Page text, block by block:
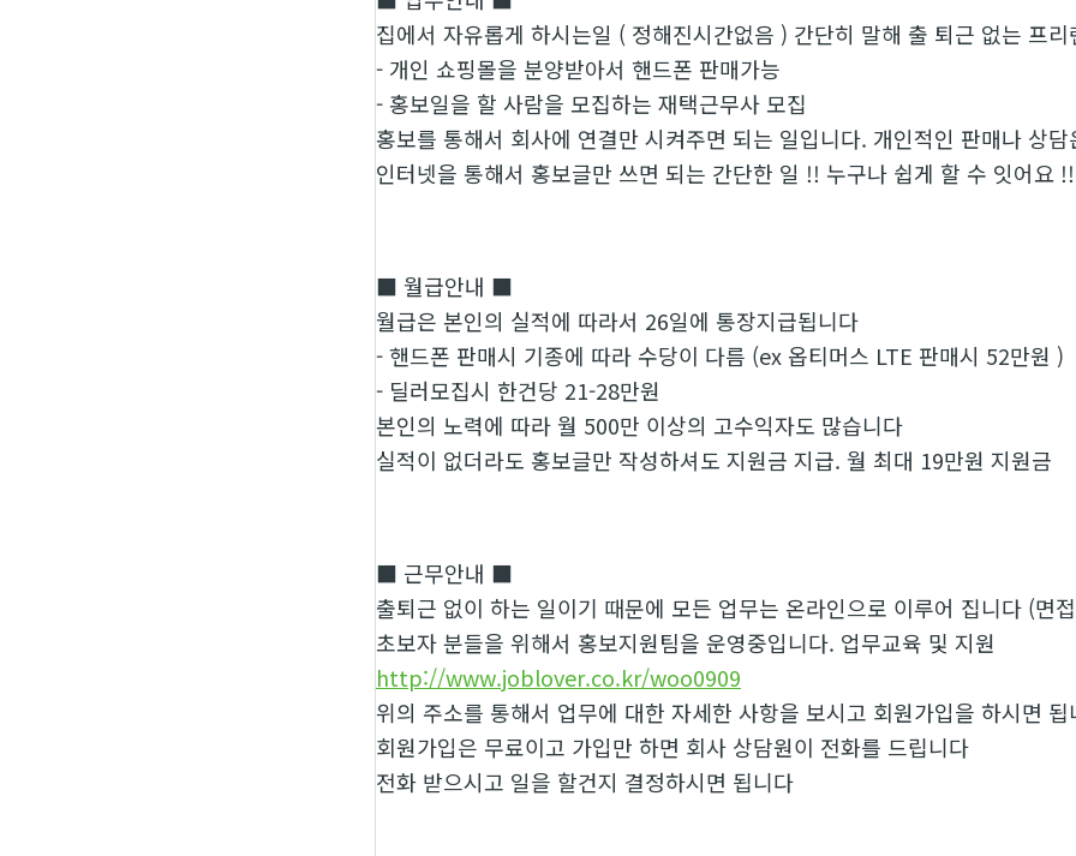
집에서 자유롭게 하시는일 ( 정해진시간없음 ) 간단히 말해 출 퇴근 없는 프
- 개인 쇼핑몰을 분양받아서 핸드폰 판매가능
- 홍보일을 할 사람을 모집하는 재택근무사 모집
홍보를 통해서 회사에 연결만 시켜주면 되는 일입니다. 개인적인 판매나 상
인터넷을 통해서 홍보글만 쓰면 되는 간단한 일 !! 누구나 쉽게 할 수 잇어요 !!
■ 월급안내 ■
월급은 본인의 실적에 따라서 26일에 통장지급됩니다
- 핸드폰 판매시 기종에 따라 수당이 다름 (ex 옵티머스 LTE 판매시 52만원 )
- 딜러모집시 한건당 21-28만원
본인의 노력에 따라 월 500만 이상의 고수익자도 많습니다
실적이 없더라도 홍보글만 작성하셔도 지원금 지급. 월 최대 19만원 지원금
■ 근무안내 ■
출퇴근 없이 하는 일이기 때문에 모든 업무는 온라인으로 이루어 집니다 (면
초보자 분들을 위해서 홍보지원팀을 운영중입니다. 업무교육 및 지원
http://www.joblover.co.kr/woo0909
위의 주소를 통해서 업무에 대한 자세한 사항을 보시고 회원가입을 하시면 됩
회원가입은 무료이고 가입만 하면 회사 상담원이 전화를 드립니다
전화 받으시고 일을 할건지 결정하시면 됩니다